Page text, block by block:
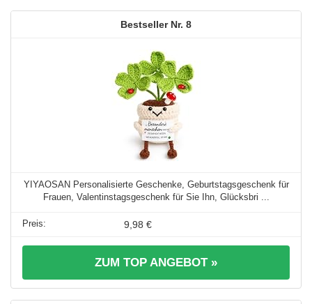
8
YIYAOSAN Personalisierte Geschenke, Geburtstagsgeschenk für
Frauen, Valentinstagsgeschenk für Sie Ihn, Glücksbri ...
9,98 €
ZUM TOP ANGEBOT »